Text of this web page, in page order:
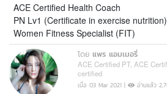
ACE Certified Health Coach
PN Lv1 (Certificate in exercise nutrition)
Women Fitness Specialist (FIT)
โดย แพร แอมเมอรี่
ACE Certified PT, ACE
certified
เมื่อ 03 Mar 2021 | อ่านแล้ว